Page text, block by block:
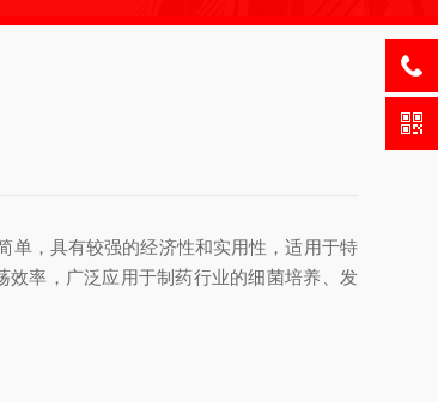
单，具有较强的经济性和实用性，适用于特
率，广泛应用于制药行业的细菌培养、发